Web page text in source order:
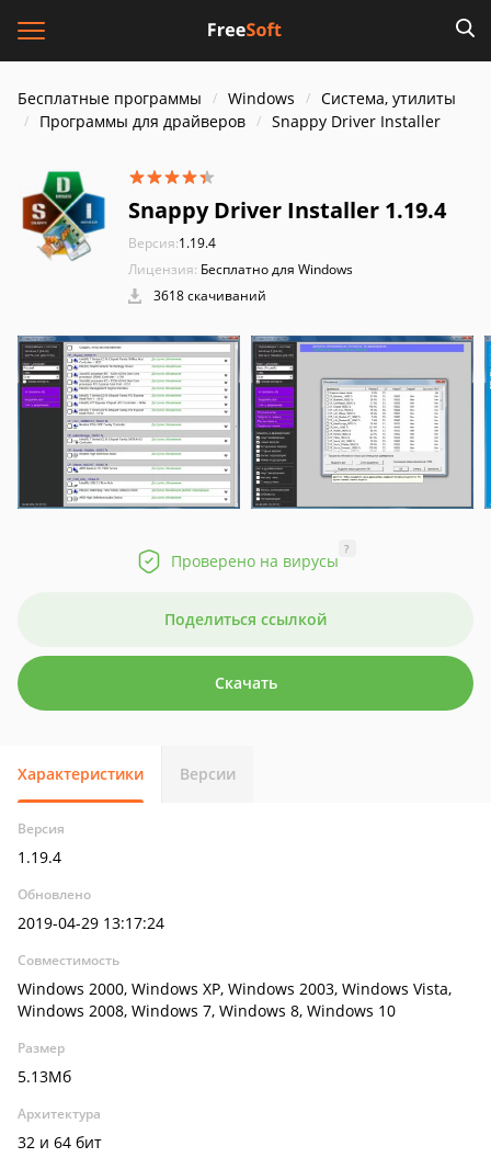
Бесплатные программы Windows
Система, утилиты
Программы для драйверов
Snappy Driver Installer
Snappy Driver Installer 1.19.4
Версия:1.19.4
Лицензия: Бесплатно для Windows
3618 скачиваний
Проверено на вирусы
?
Поделиться ссылкой
Скачать
Характеристики Версии
Версия
1.19.4
Обновлено
2019-04-29 13:17:24
Совместимость
Windows 2000, Windows XP, Windows 2003, Windows Vista,
Windows 2008, Windows 7, Windows 8, Windows 10
Размер
5.13Мб
Архитектура
32 и 64 бит